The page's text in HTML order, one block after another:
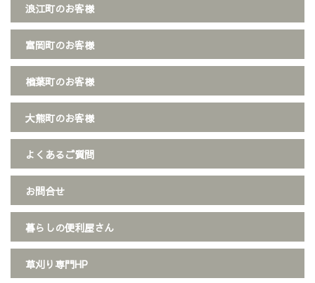
浪江町のお客様
富岡町のお客様
楢葉町のお客様
大熊町のお客様
よくあるご質問
お問合せ
暮らしの便利屋さん
草刈り専門HP